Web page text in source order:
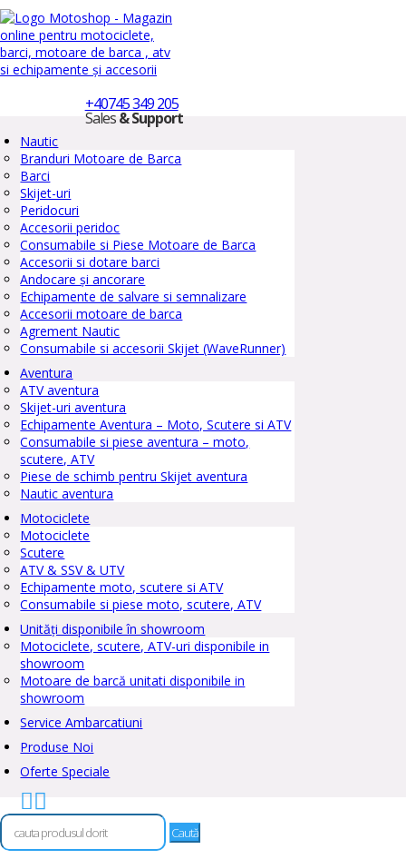
+40745 349 205
Sales& Support
Nautic
Branduri Motoare de Barca
Barci
Skijet-uri
Peridocuri
Accesorii peridoc
Consumabile si Piese Motoare de Barca
Accesorii si dotare barci
Andocare și ancorare
Echipamente de salvare si semnalizare
Accesorii motoare de barca
Agrement Nautic
Consumabile si accesorii Skijet (WaveRunner)
Aventura
ATV aventura
Skijet-uri aventura
Echipamente Aventura – Moto, Scutere si ATV
Consumabile si piese aventura – moto,
scutere, ATV
Piese de schimb pentru Skijet aventura
Nautic aventura
Motociclete
Motociclete
Scutere
ATV & SSV & UTV
Echipamente moto, scutere si ATV
Consumabile si piese moto, scutere, ATV
Unități disponibile în showroom
Motociclete, scutere, ATV-uri disponibile in
showroom
Motoare de barcă unitati disponibile in
showroom
Service Ambarcatiuni
Produse Noi
Oferte Speciale
 
Caută
după: